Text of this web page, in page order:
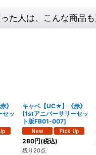
た人は、こんな商品
》
セッ
キャベ【UC★】《赤》
[1stアニバーサリーセッ
ト版FB01-007]
280円(税込)
残り20点